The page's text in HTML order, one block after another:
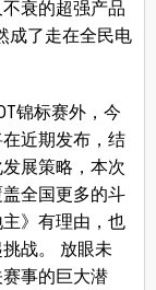
衰的超强产品
成了走在全民电
锦标赛外，今
近期发布，结
展策略，本次
全国更多的斗
》有理由，也
战。 放眼未
事的巨大潜